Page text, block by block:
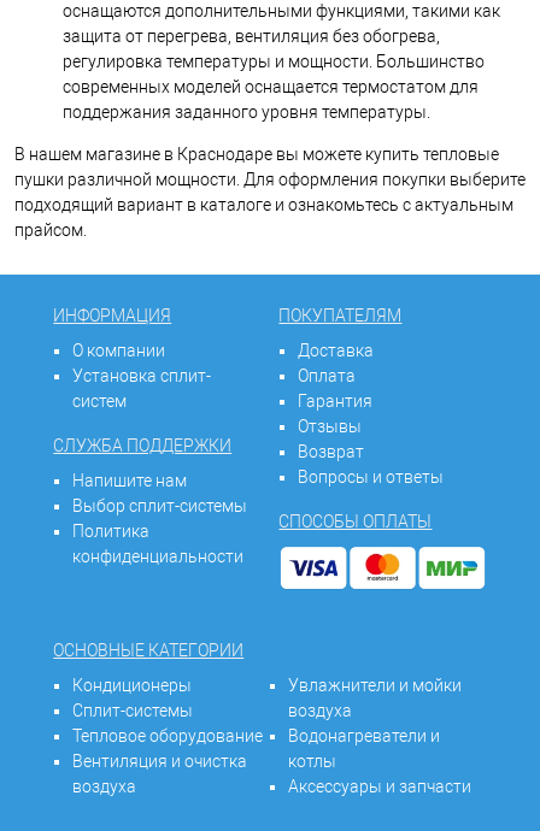
оснащаются дополнительными функциями, такими как
защита от перегрева, вентиляция без обогрева,
регулировка температуры и мощности. Большинство
современных моделей оснащается термостатом для
поддержания заданного уровня температуры.
В нашем магазине в Краснодаре вы можете купить тепловые
пушки различной мощности. Для оформления покупки выберите
подходящий вариант в каталоге и ознакомьтесь с актуальным
прайсом.
ИНФОРМАЦИЯ
О компании
Установка сплит-
систем
СЛУЖБА ПОДДЕРЖКИ
Напишите нам
Выбор сплит-системы
Политика
конфиденциальности
ПОКУПАТЕЛЯМ
Доставка
Оплата
Гарантия
Отзывы
Возврат
Вопросы и ответы
СПОСОБЫ ОПЛАТЫ
ОСНОВНЫЕ КАТЕГОРИИ
Кондиционеры
Сплит-системы
Тепловое оборудование
Вентиляция и очистка
воздуха
Увлажнители и мойки
воздуха
Водонагреватели и
котлы
Аксессуары и запчасти